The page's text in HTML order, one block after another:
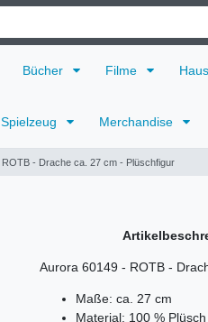
Bücher Filme
Spielzeug Merchandise
ROTB - Drache ca. 27 cm - Plüschfigur
Aurora 60149 - ROTB -
Maße: ca. 27 cm
Material: 100 % Plüsch